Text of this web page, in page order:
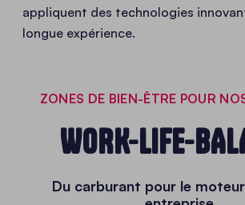
appliquent des technologies
longue expérience.
ZONES DE BIEN-ÊTRE POUR
WORK-LIFE-
Du carburant pour le